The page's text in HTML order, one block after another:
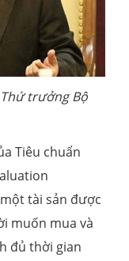
Thứ trưởng Bộ
Tiêu chuẩn
tài sản được
muốn mua và
đủ thời gian